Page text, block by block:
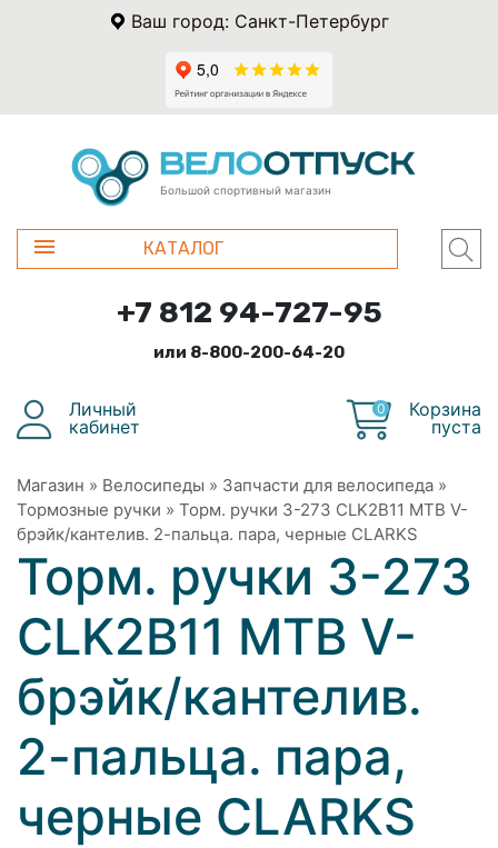
Ваш город: Санкт-Петербург
Большой спортивный магазин
КАТАЛОГ
+7 812 94-727-95
или 8-800-200-64-20
Личный
кабинет
0
Корзина
пуста
Магазин » Велосипеды » Запчасти для велосипеда »
Тормозные ручки » Торм. ручки 3-273 CLK2B11 MTB V-
брэйк/кантелив. 2-пальца. пара, черные CLARKS
Торм. ручки 3-273
CLK2B11 MTB V-
брэйк/кантелив.
2-пальца. пара,
черные CLARKS